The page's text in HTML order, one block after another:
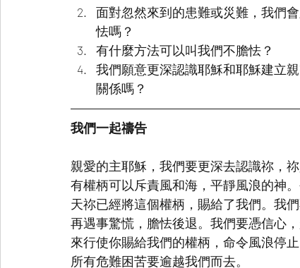
面對忽然來到的患難或災難，我們
怯嗎？
有什麼方法可以叫我們不膽怯？
我們願意更深認識耶穌和耶穌建立
關係嗎？
我們一起禱告
親愛的主耶穌，我們要更深去認識祢，
有權柄可以斥責風和海，平靜風浪的神
天祢已經將這個權柄，賜給了我們。我
再遇事驚慌，膽怯後退。我們要憑信心
來行使你賜給我們的權柄，命令風浪停止
所有危難困苦要逾越我們而去。